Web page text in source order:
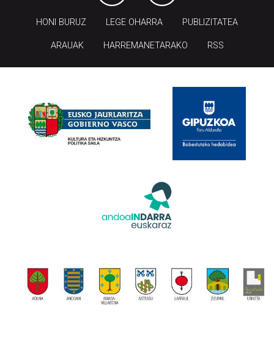
HONI BURUZ LEGE OHARRA PUBLIZITATEA
ARAUAK HARREMANETARAKO RSS